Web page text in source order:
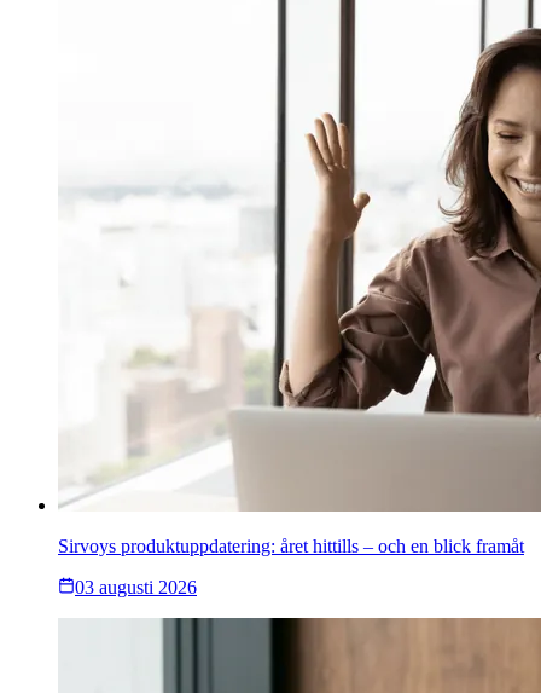
Sirvoys produktuppdatering: året hittills – och en blick framåt
03 augusti 2026